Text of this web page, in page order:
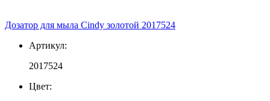
Дозатор для мыла Cindy золотой 2017524
Артикул:
2017524
Цвет: